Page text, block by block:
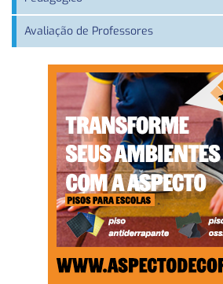
Avaliação de Professores